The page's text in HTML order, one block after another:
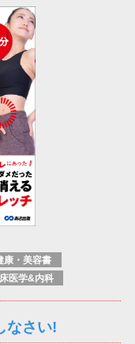
康・美容書
医学&内科
なさい!